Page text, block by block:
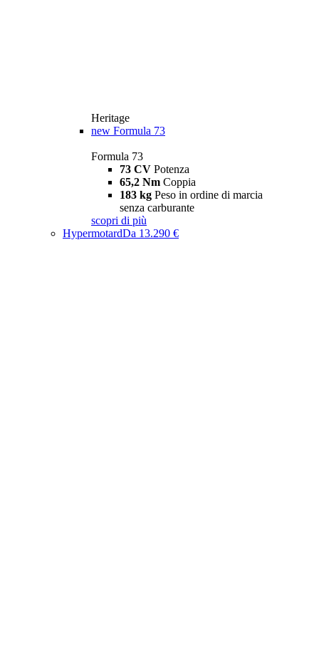
Heritage
new Formula 73
Formula 73
73 CV Potenza
65,2 Nm Coppia
183 kg Peso in ordine di marcia
senza carburante
scopri di più
HypermotardDa 13.290 €